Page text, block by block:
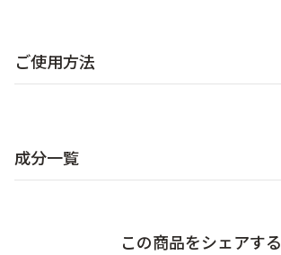
ご使用方法
成分一覧
この商品をシェアする